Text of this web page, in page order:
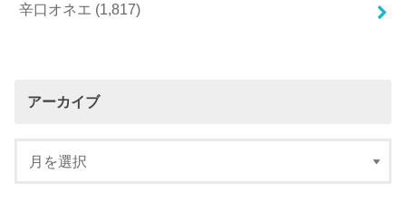
辛口オネエ (1,817)
アーカイブ